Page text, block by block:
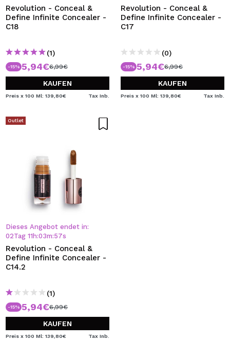
Revolution - Conceal &
Define Infinite Concealer -
C18
(1)
-15% 5,94€6,99€
KAUFEN
Preis x 100 Ml: 139,80€ Tax Inb.
Revolution - Conceal &
Define Infinite Concealer -
C17
(0)
-15% 5,94€6,99€
KAUFEN
Preis x 100 Ml: 139,80€ Tax Inb.
Outlet
Dieses Angebot endet in:
02Tag 11 h:03m:57s
Revolution - Conceal &
Define Infinite Concealer -
C14.2
(1)
-15% 5,94€6,99€
KAUFEN
Preis x 100 Ml: 139,80€ Tax Inb.